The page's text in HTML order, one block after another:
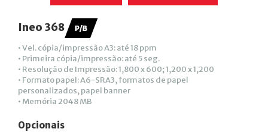
Ineo 368
• Vel. cópia/impressão A3: até 18 ppm
• Primeira cópia/impressão: até 5 seg.
• Resolução de Impressão: 1,800 x 600; 1,200 x 1,200
• Formato papel: A6-SRA3, formatos de papel
personalizados, papel banner
• Memória 2048 MB
Opcionais